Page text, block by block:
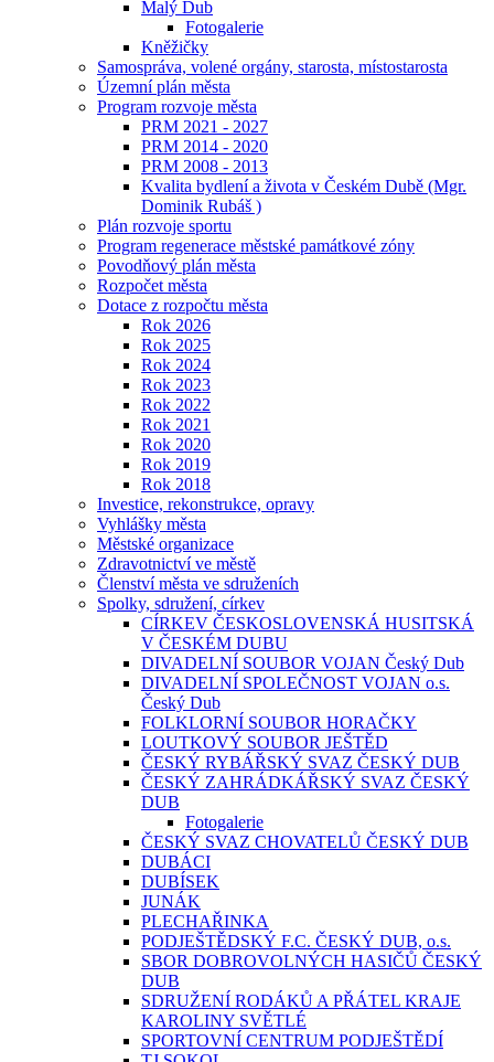
Malý Dub
Fotogalerie
Kněžičky
Samospráva, volené orgány, starosta, místostarosta
Územní plán města
Program rozvoje města
PRM 2021 - 2027
PRM 2014 - 2020
PRM 2008 - 2013
Kvalita bydlení a života v Českém Dubě (Mgr.
Dominik Rubáš )
Plán rozvoje sportu
Program regenerace městské památkové zóny
Povodňový plán města
Rozpočet města
Dotace z rozpočtu města
Rok 2026
Rok 2025
Rok 2024
Rok 2023
Rok 2022
Rok 2021
Rok 2020
Rok 2019
Rok 2018
Investice, rekonstrukce, opravy
Vyhlášky města
Městské organizace
Zdravotnictví ve městě
Členství města ve sdruženích
Spolky, sdružení, církev
CÍRKEV ČESKOSLOVENSKÁ HUSITSKÁ
V ČESKÉM DUBU
DIVADELNÍ SOUBOR VOJAN Český Dub
DIVADELNÍ SPOLEČNOST VOJAN o.s.
Český Dub
FOLKLORNÍ SOUBOR HORAČKY
LOUTKOVÝ SOUBOR JEŠTĚD
ČESKÝ RYBÁŘSKÝ SVAZ ČESKÝ DUB
ČESKÝ ZAHRÁDKÁŘSKÝ SVAZ ČESKÝ
DUB
Fotogalerie
ČESKÝ SVAZ CHOVATELŮ ČESKÝ DUB
DUBÁCI
DUBÍSEK
JUNÁK
PLECHAŘINKA
PODJEŠTĚDSKÝ F.C. ČESKÝ DUB, o.s.
SBOR DOBROVOLNÝCH HASIČŮ ČESKÝ
DUB
SDRUŽENÍ RODÁKŮ A PŘÁTEL KRAJE
KAROLINY SVĚTLÉ
SPORTOVNÍ CENTRUM PODJEŠTĚDÍ